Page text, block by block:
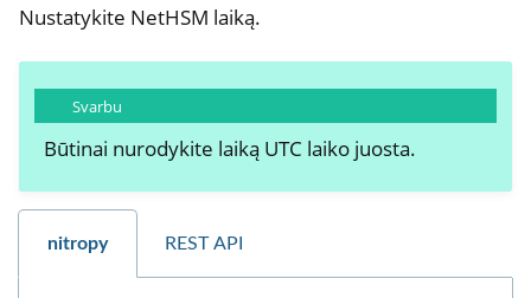
Nustatykite NetHSM laiką.
Svarbu
Būtinai nurodykite laiką UTC laiko juosta.
nitropy REST API